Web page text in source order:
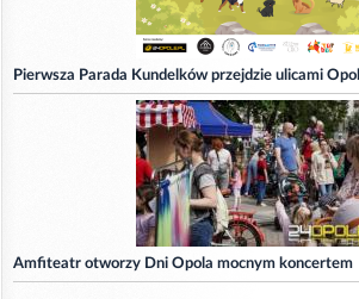
Pierwsza Parada Kundelków przejdzie ulicami
Amfiteatr otworzy Dni Opola mocnym koncertem